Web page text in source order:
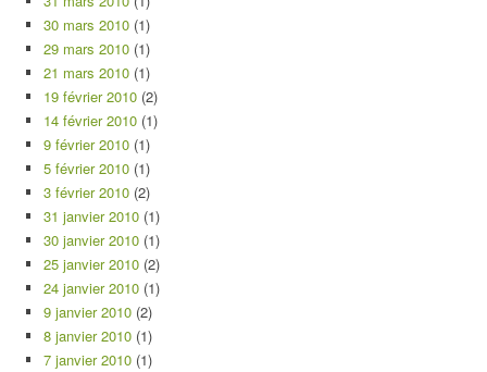
30 mars 2010 (1)
29 mars 2010 (1)
21 mars 2010 (1)
19 février 2010 (2)
14 février 2010 (1)
9 février 2010 (1)
5 février 2010 (1)
3 février 2010 (2)
31 janvier 2010 (1)
30 janvier 2010 (1)
25 janvier 2010 (2)
24 janvier 2010 (1)
9 janvier 2010 (2)
8 janvier 2010 (1)
7 janvier 2010 (1)